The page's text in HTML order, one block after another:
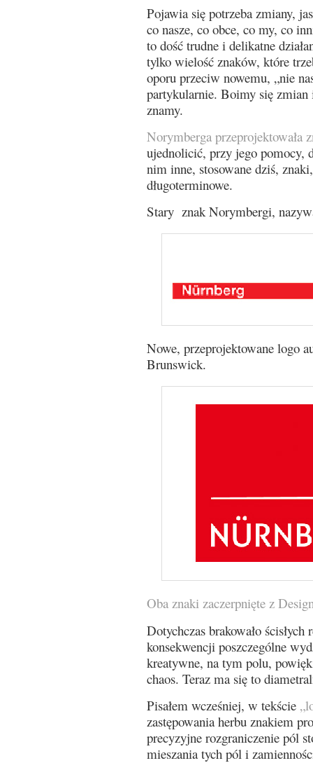
Pojawia się potrzeba zmiany,
co nasze, co obce, co my, co
to dość trudne i delikatne
tylko wielość znaków, które
oporu przeciw nowemu, „nie
partykularnie. Boimy się
znamy.
Norymberga przeprojektowała
ujednolicić, przy jego pomocy,
nim inne, stosowane dziś,
długoterminowe.
Stary znak Norymbergi,
Nowe, przeprojektowane logo
Brunswick.
Oba znaki zaczerpnięte z
Dotychczas brakowało
konsekwencji poszczególne
kreatywne, na tym polu,
chaos. Teraz ma się to
Pisałem wcześniej, w tekście
zastępowania herbu znakiem
precyzyjne rozgraniczenie pól
mieszania tych pól i